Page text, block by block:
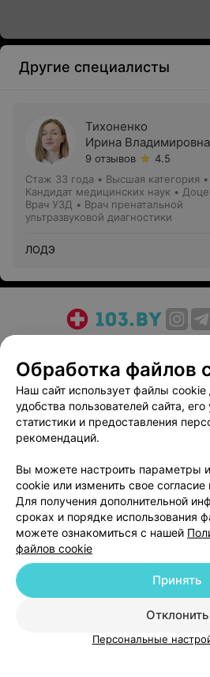
Другие специалисты
Тихоненко
Ирина Владимировна
9 отзывов
4.5
Стаж 33 года • Высшая категория •
Кандидат медицинских наук •
Врач УЗД • Врач пренатальной
ультразвуковой диагностики
ЛОДЭ
Медицинский маркетинг
Пользовательское соглашение
Вакансии
Написать
Персональные
Обработка
Обработка файлов
Наш сайт использует файлы cookie
удобства пользователей сайта,
статистики и предоставления
рекомендаций.
Вы можете настроить параметры
cookie или изменить свое
Для получения дополнительной
сроках и порядке использования
можете ознакомиться с нашей
файлов cookie
Отклонить
Принять
Персональные